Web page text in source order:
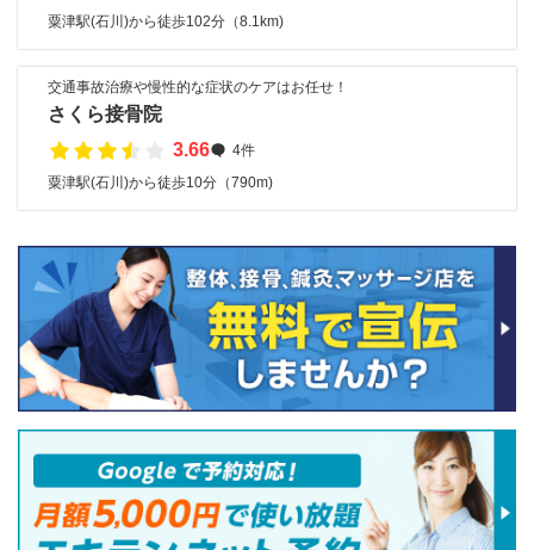
粟津駅(石川)から徒歩102分（8.1km)
交通事故治療や慢性的な症状のケアはお任せ！
さくら接骨院
3.66
4件
粟津駅(石川)から徒歩10分（790m)